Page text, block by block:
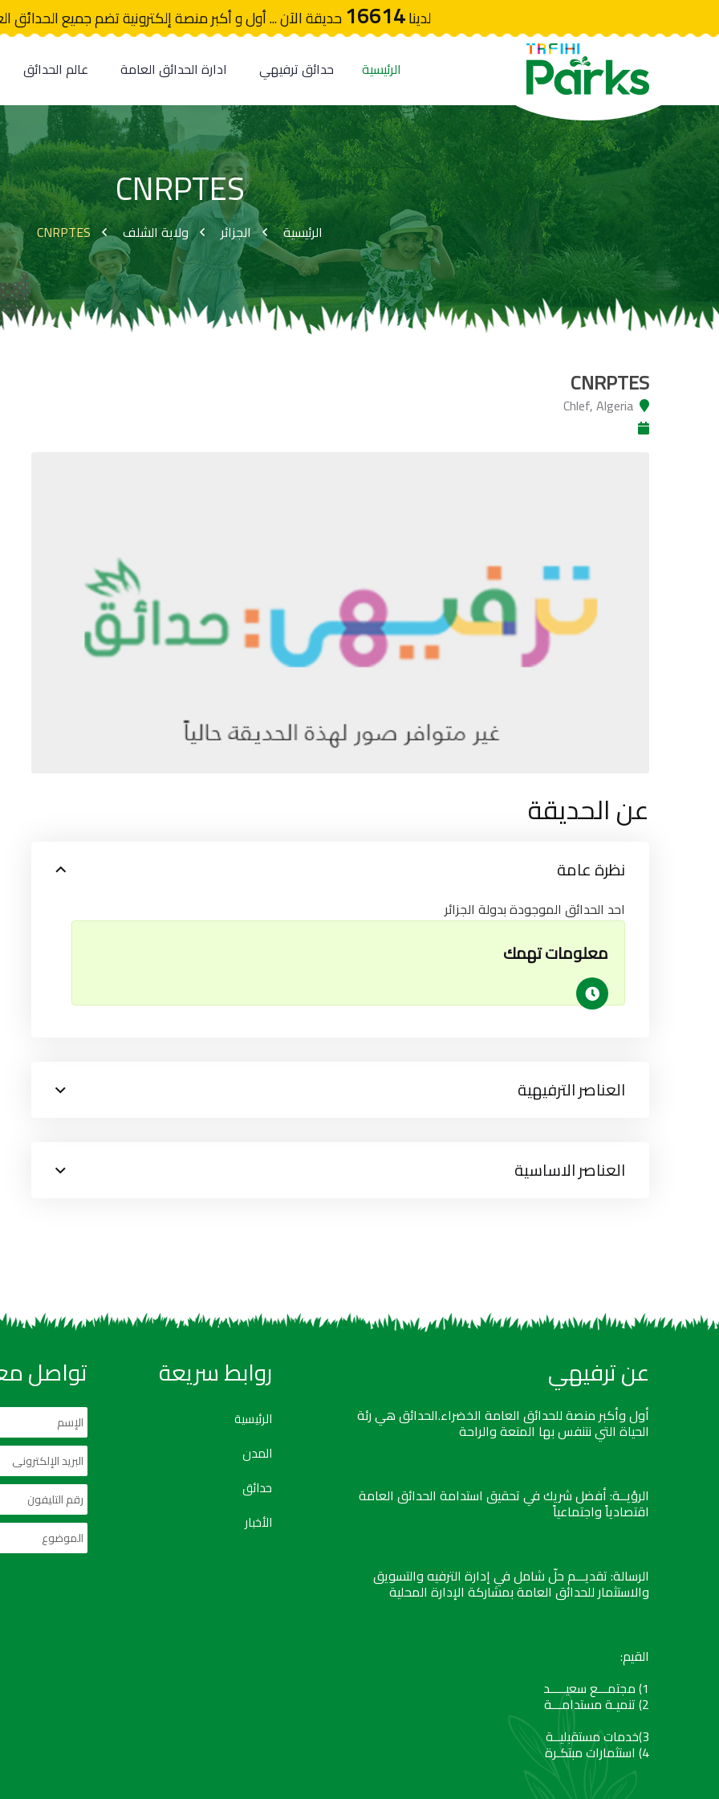
لدينا16614حديقة الآن ... أول و أكبر منصة إلكترونية تضم جميع الحدائق
الرئيسية حدائق ترفيهي ادارة الحدائق العامة عالم الحدائق
CNRPTES
الرئيسية الجزائر ولاية الشلف CNRPTES
CNRPTES
Chlef, Algeria
عن الحديقة
نظرة عامة
احد الحدائق الموجودة بدولة الجزائر
معلومات تهمك
العناصر الترفيهية
العناصر الاساسية
عن ترفيهي
أول وأكبر منصة للحدائق العامة الخضراء.الحدائق هي رئة
الحياة التي نتنفس بها المتعة والراحة
الرؤيــة: أفضل شريك في تحقيق استدامة الحدائق العامة
اقتصادياً واجتماعياً
الرسالة: تقديـــم حلّ شامل في إدارة الترفيه والتسويق
والاستثمار للحدائق العامة بمشاركة الإدارة المحلية
القيم:
1) مجتمـــع سعيـــــد
2) تنميـة مستدامـــة
3)خدمات مستقبليــة
4) استثمارات مبتكـرة
روابط سريعة
الرئيسية
المدن
حدائق
الأخبار
تواصل